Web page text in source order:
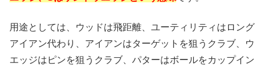
用途としては、ウッドは飛距離、ユーティリティはロング
アイアン代わり、アイアンはターゲットを狙うクラブ、ウ
エッジはピンを狙うクラブ、パターはボールをカップイン